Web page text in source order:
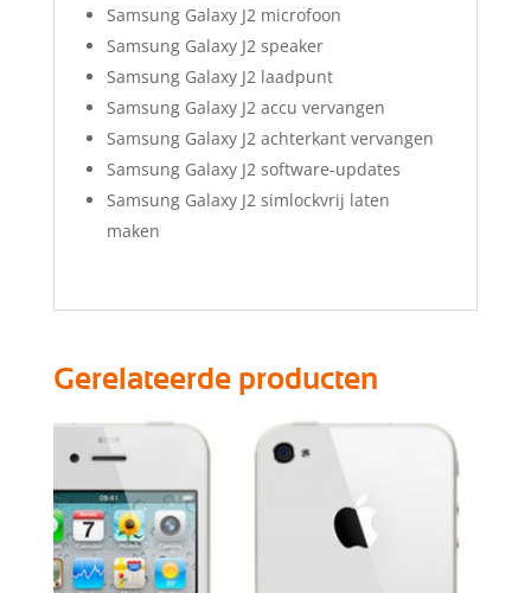
Samsung Galaxy J2 microfoon
Samsung Galaxy J2 speaker
Samsung Galaxy J2 laadpunt
Samsung Galaxy J2 accu vervangen
Samsung Galaxy J2 achterkant vervangen
Samsung Galaxy J2 software-updates
Samsung Galaxy J2 simlockvrij laten
maken
Gerelateerde producten